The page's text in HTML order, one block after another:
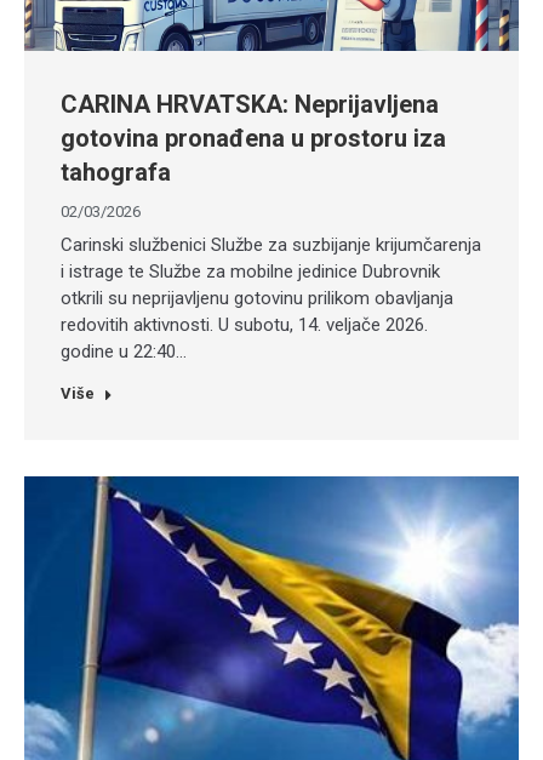
CARINA HRVATSKA: Neprijavljena
gotovina pronađena u prostoru iza
tahografa
02/03/2026
Carinski službenici Službe za suzbijanje krijumčarenja
i istrage te Službe za mobilne jedinice Dubrovnik
otkrili su neprijavljenu gotovinu prilikom obavljanja
redovitih aktivnosti. U subotu, 14. veljače 2026.
godine u 22:40…
Više